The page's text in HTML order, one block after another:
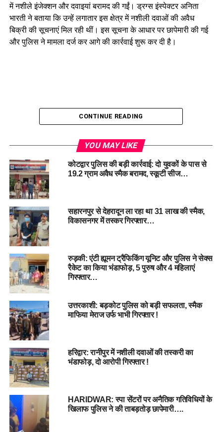
में नशीले इंजेक्शन और दवाइयां बरामद की गईं। ड्रग्स इंस्पेक्टर अनिता
भारती ने बताया कि उन्हें लगातार इस क्षेत्र में नशीली दवाओं की अवैध
बिक्री की सूचनाएं मिल रही थीं। इस सूचना के आधार पर छापेमारी की गई
और पुलिस ने मामला दर्ज कर आगे की कार्रवाई शुरू कर दी है।
#Drugtrafficking, #Narcoticmedicines, #
#DrugInspector, #Seizureofdrugs
RELATED TOPICS:
NARCOTIC MEDICINES
UP NEXT
उत्तराखंड: युवा और महिला नीति का मसौदा तैयार, सुझावों के लिए
वेबसाइट पर होगा जारी !
प्लास्टिक से डीजल बनाने वाली कंपनी में लगी भीषण आग, फायर
ब्रिगेड मौके पर….
CONTINUE READING
YOU MAY LIKE
कोटद्वार पुलिस की बड़ी कार्रवाई: दो युवकों के पास से
19.2 ग्राम अवैध स्मैक बरामद, स्कूटी सीज…
सहारनपुर से देहरादून ला रहा था 31 लाख की स्मैक,
विकासनगर में तस्कर गिरफ्तार…
रुड़की: एंटी ह्यूमन ट्रैफिकिंग यूनिट और पुलिस ने सेक्स
रैकेट का किया भंडाफोड़, 5 पुरुष और 4 महिलाएं
गिरफ्तार…
उत्तरकाशी: बड़कोट पुलिस को बड़ी सफलता, स्मैक
माफिया मेराज उर्फ भाभी गिरफ्तार !
हरिद्वार: रानीपुर में नशीली दवाओं की तस्करी का
भंडाफोड़, दो आरोपी गिरफ्तार !
HARIDWAR: स्पा सेंटरों पर अनैतिक गतिविधियों के
खिलाफ पुलिस ने की ताबड़तोड़ छापेमारी….